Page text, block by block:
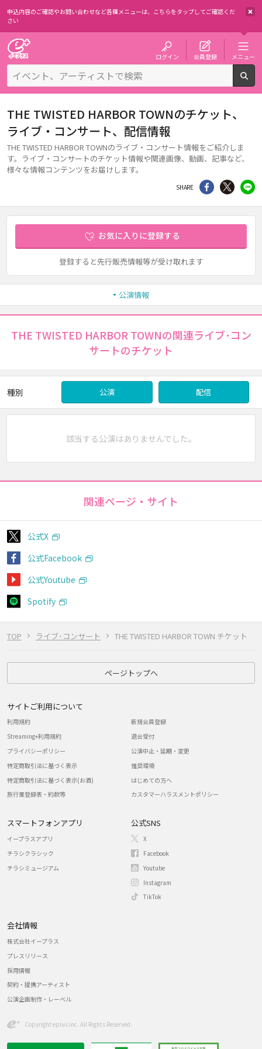
申込内容のご確認やお問い合わせなど各種メニューは、 こちらをタップしてご確認くだ
さい
ログイン 会員登録 メニュー
TOP ライブ･コンサート THE TWISTED HARBOR TOWN チケット
THE TWISTED HARBOR TOWNのチケット、
ライブ・コンサート、配信情報
THE TWISTED HARBOR TOWNのライブ・コンサート情報をご紹介しま
す。ライブ・コンサートのチケット情報や関連画像、動画、記事など、
様々な情報コンテンツをお届けします。
SHARE シェア Twitter
お気に入りに登録する
登録すると先行販売情報等が受け取れます
公演情報
THE TWISTED HARBOR TOWNの関連ライブ･コン
サートのチケット
種別 公演 配信
該当する公演はありませんでした。
関連ページ・サイト
公式X
公式Facebook
公式Youtube
Spotify
ページトップへ
サイトご利用について
利用規約
Streaming+利用規約
プライバシーポリシー
特定商取引法に基づく表示
特定商取引法に基づく表示(お酒)
旅行業登録表・約款等
新規会員登録
退会受付
公演中止・延期・変更
推奨環境
はじめての方へ
カスタマーハラスメントポリシー
スマートフォンアプリ
イープラスアプリ
チラシクラシック
チラシミュージアム
公式SNS
X
Facebook
Youtube
Instagram
TikTok
会社情報
株式会社イープラス
プレスリリース
採用情報
契約・提携アーティスト
公演企画制作・レーベル
Copyright eplus inc. All Rights Reserved.